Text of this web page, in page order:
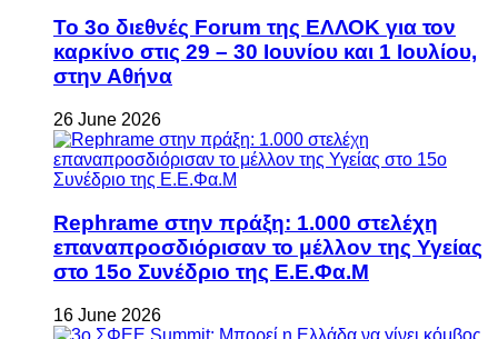
Το 3ο διεθνές Forum της ΕΛΛΟΚ για τον
καρκίνο στις 29 – 30 Ιουνίου και 1 Ιουλίου,
στην Αθήνα
26 June 2026
Rephrame στην πράξη: 1.000 στελέχη
επαναπροσδιόρισαν το μέλλον της Υγείας
στο 15ο Συνέδριο της Ε.Ε.Φα.Μ
16 June 2026